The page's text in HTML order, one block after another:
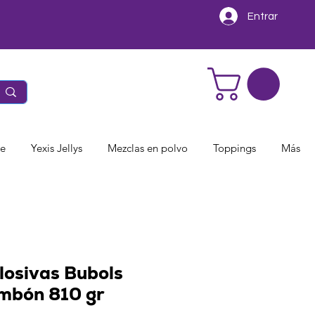
Entrar
Yexis Jellys Mezclas en polvo Toppings Más
Bubols
810 gr